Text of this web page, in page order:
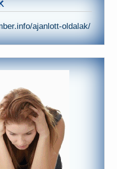
ajanlott-oldalak/